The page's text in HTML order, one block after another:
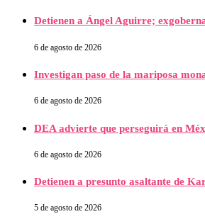
Detienen a Ángel Aguirre;
6 de agosto de 2026
Investigan paso de la mariposa
6 de agosto de 2026
DEA advierte que perseguirá en
6 de agosto de 2026
Detienen a presunto asaltante de
5 de agosto de 2026